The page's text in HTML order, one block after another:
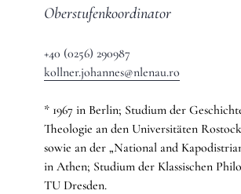
Oberstufenkoordinator
+40 (0256) 290987
kollner.johannes@nlenau.ro
* 1967 in Berlin; Studium der
Theologie an den Universitäten
sowie an der „National and
in Athen; Studium der Klassischen
TU Dresden.